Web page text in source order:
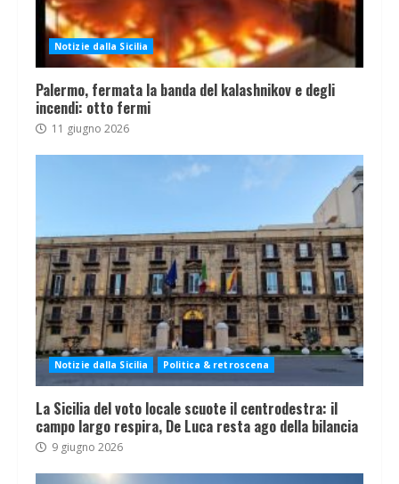
Notizie dalla Sicilia
Palermo, fermata la banda del kalashnikov e degli
incendi: otto fermi
11 giugno 2026
Notizie dalla Sicilia Politica & retroscena
La Sicilia del voto locale scuote il centrodestra: il
campo largo respira, De Luca resta ago della bilancia
9 giugno 2026